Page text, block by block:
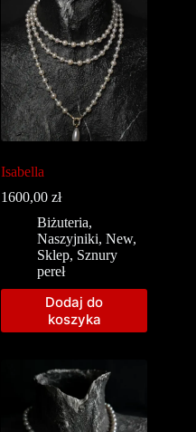
Isabella
1600,00zł
Biżuteria,
Naszyjniki,New,
Sklep, Sznury
pereł
Dodaj do
koszyka